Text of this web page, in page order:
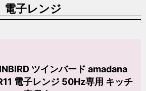
電子レンジ
ツインバード amadana
電子レンジ 50Hz専用 キッチ